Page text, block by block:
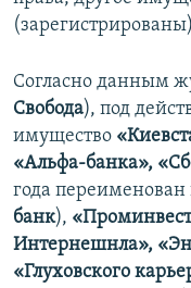
Согласно данным
Свобода), под
имущество
«Альфа-банка»,
года переименован
банк),
Интернешнла»,
«Глуховского